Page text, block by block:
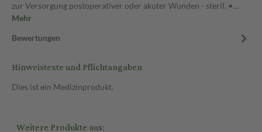
zur Versorgung postoperativer oder akuter Wunden - steril. •…
Mehr
Bewertungen
Hinweistexte und Pflichtangaben
Dies ist ein Medizinprodukt.
Weitere Produkte aus: